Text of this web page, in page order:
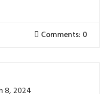
Comments: 0
8, 2024